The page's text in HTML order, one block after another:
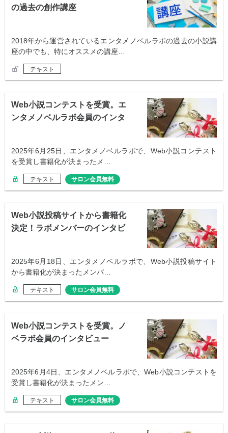
の過去の創作講座
2018年から運営されているエンタメノベルラボの過去の小説講
座の中でも、特にオススメの講座…
テキスト
Web小説コンテストを受賞。エ
ンタメノベルラボ会員のインタ
2025年6月25日、エンタメノベルラボで、Web小説コンテスト
を受賞し書籍化が決まったメ…
テキスト サロン会員無料
Web小説投稿サイトから書籍化
決定！ラボメンバーのインタビ
2025年6月18日、エンタメノベルラボで、Web小説投稿サイト
から書籍化が決まったメンバ…
テキスト サロン会員無料
Web小説コンテストを受賞。ノ
ベラボ会員のインタビュー
2025年6月4日、エンタメノベルラボで、Web小説コンテストを
受賞し書籍化が決まったメン…
テキスト サロン会員無料